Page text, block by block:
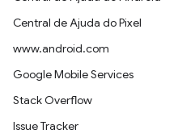
Central de Ajuda do Pixel
www.android.com
Google Mobile Services
Stack Overflow
Issue Tracker